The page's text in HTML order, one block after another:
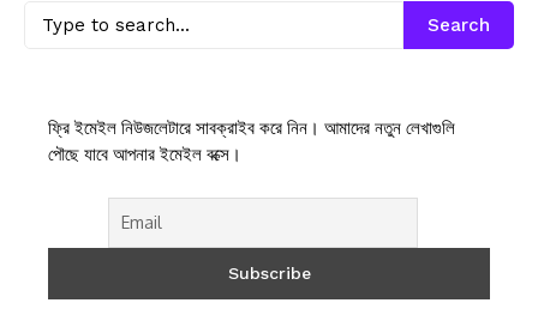
Search
ফ্রি ইমেইল নিউজলেটারে সাবক্রাইব করে নিন। আমাদের নতুন লেখাগুলি
পৌছে যাবে আপনার ইমেইল বক্সে।